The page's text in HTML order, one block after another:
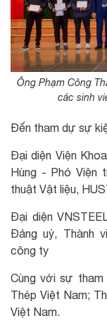
Ông Phạm Công
các sinh
Đến tham dự sự
Đại diện Viện
Hùng - Phó Viện
thuật Vật liệu,
Đại diện
Đảng uỷ, Thành
công ty
Cùng với sự
Thép Việt Nam;
Việt Nam.